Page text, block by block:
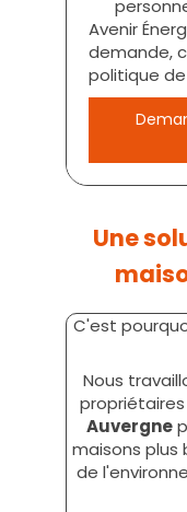
Avenir
demande,
politique
Une
C'est
Nous
Auvergne
maisons plus
de